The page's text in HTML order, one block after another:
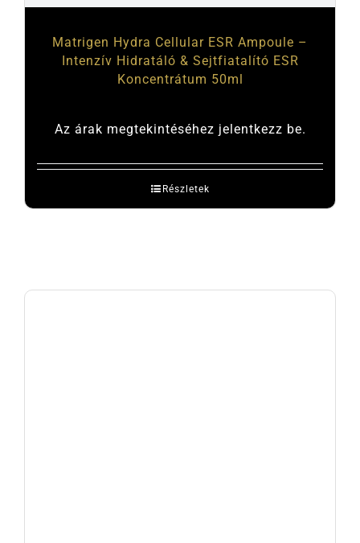
Matrigen Hydra Cellular ESR Ampoule –
Intenzív Hidratáló & Sejtfiatalító ESR
Koncentrátum 50ml
Az árak megtekintéséhez jelentkezz be.
Részletek